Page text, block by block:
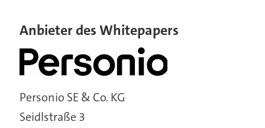
Anbieter des Whitepapers
Personio SE & Co. KG
Seidlstraße 3